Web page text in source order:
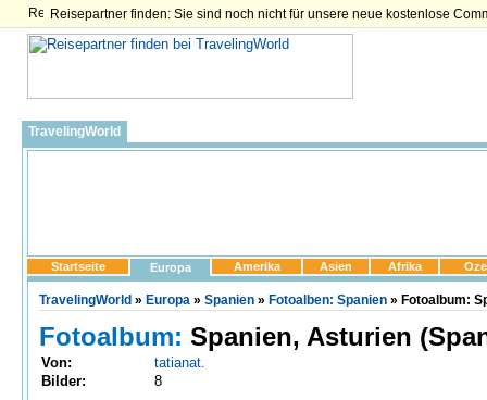
Reisepartner finden: Sie sind noch nicht für unsere neue kostenlose
TravelingWorld
Startseite Europa Amerika Asien Afrika
TravelingWorld » Europa » Spanien » Fotoalben: Spanien » Fotoalbum:
Fotoalbum: Spanien, Asturien
Von:
tatianat.
Bilder:
8